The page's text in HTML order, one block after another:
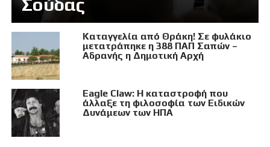
Σούδας
Καταγγελία από Θράκη! Σε φυλάκιο
μετατράπηκε η 388 ΠΑΠ Σαπών –
Αδρανής η Δημοτική Αρχή
Eagle Claw: Η καταστροφή που
άλλαξε τη φιλοσοφία των Ειδικών
Δυνάμεων των ΗΠΑ